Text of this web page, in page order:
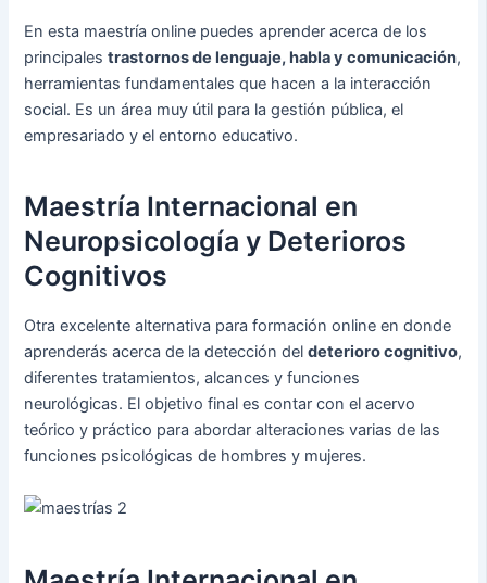
En esta maestría online puedes aprender acerca de los
principalestrastornos de lenguaje, habla y comunicación,
herramientas fundamentales que hacen a la interacción
social. Es un área muy útil para la gestión pública, el
empresariado y el entorno educativo.
Maestría Internacional en
Neuropsicología y Deterioros
Cognitivos
Otra excelente alternativa para formación online en donde
aprenderás acerca de la detección deldeterioro cognitivo,
diferentes tratamientos, alcances y funciones
neurológicas. El objetivo final es contar con el acervo
teórico y práctico para abordar alteraciones varias de las
funciones psicológicas de hombres y mujeres.